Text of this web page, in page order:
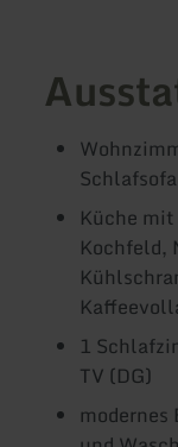
Küche
Kochfeld,
1
TV (DG)
modernes